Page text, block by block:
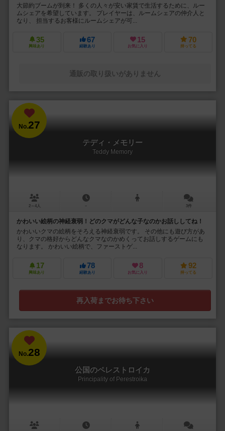
大節約ブームが到来！ 多くの人々が安い家賃で生活するために、ルー
ムシェアを希望しています。 プレイヤーは、ルームシェアの仲介人と
なり、 担当するお客様にルームシェアが可...
35
興味あり
67
経験あり
15
お気に入り
70
持ってる
通販の取り扱いがありません
No.27
テディ・メモリー
Teddy Memory
2～4人 － 3件
かわいい絵柄の神経衰弱！どのクマがどんな子なのかお話ししてね！
かわいいクマの絵柄をそろえる神経衰弱です。 その他にも遊び方があ
り、クマの格好からどんなクマなのかめくってお話しするゲームにも
なります。 かわいい絵柄で、ファーストゲ...
17
興味あり
78
経験あり
8
お気に入り
92
持ってる
再入荷までお待ち下さい
No.28
公国のペレストロイカ
Principality of Perestroika